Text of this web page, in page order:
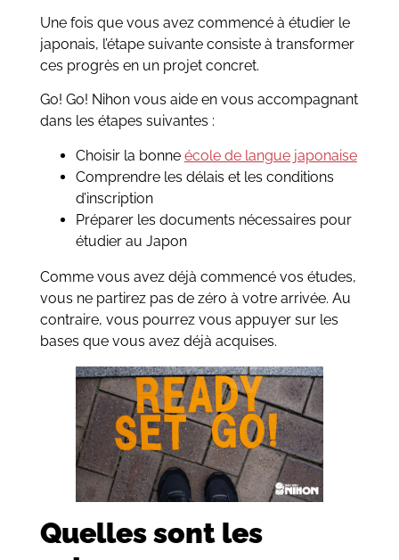
Une fois que vous avez commencé à étudier le
japonais, l’étape suivante consiste à transformer
ces progrès en un projet concret.
Go! Go! Nihon vous aide en vous accompagnant
dans les étapes suivantes :
Choisir la bonne école de langue japonaise
Comprendre les délais et les conditions
d’inscription
Préparer les documents nécessaires pour
étudier au Japon
Comme vous avez déjà commencé vos études,
vous ne partirez pas de zéro à votre arrivée. Au
contraire, vous pourrez vous appuyer sur les
bases que vous avez déjà acquises.
Quelles sont les